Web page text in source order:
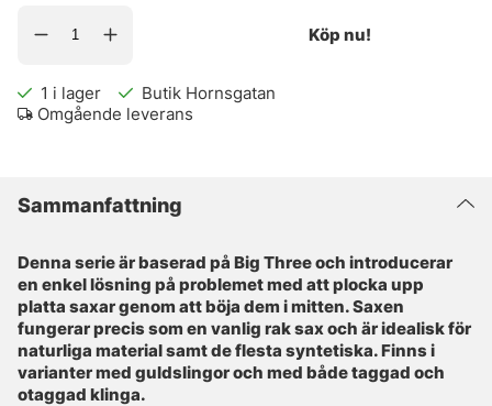
Köp nu!
1 i lager
Butik Hornsgatan
Omgående leverans
Sammanfattning
Denna serie är baserad på Big Three och introducerar
en enkel lösning på problemet med att plocka upp
platta saxar genom att böja dem i mitten. Saxen
fungerar precis som en vanlig rak sax och är idealisk för
naturliga material samt de flesta syntetiska. Finns i
varianter med guldslingor och med både taggad och
otaggad klinga.